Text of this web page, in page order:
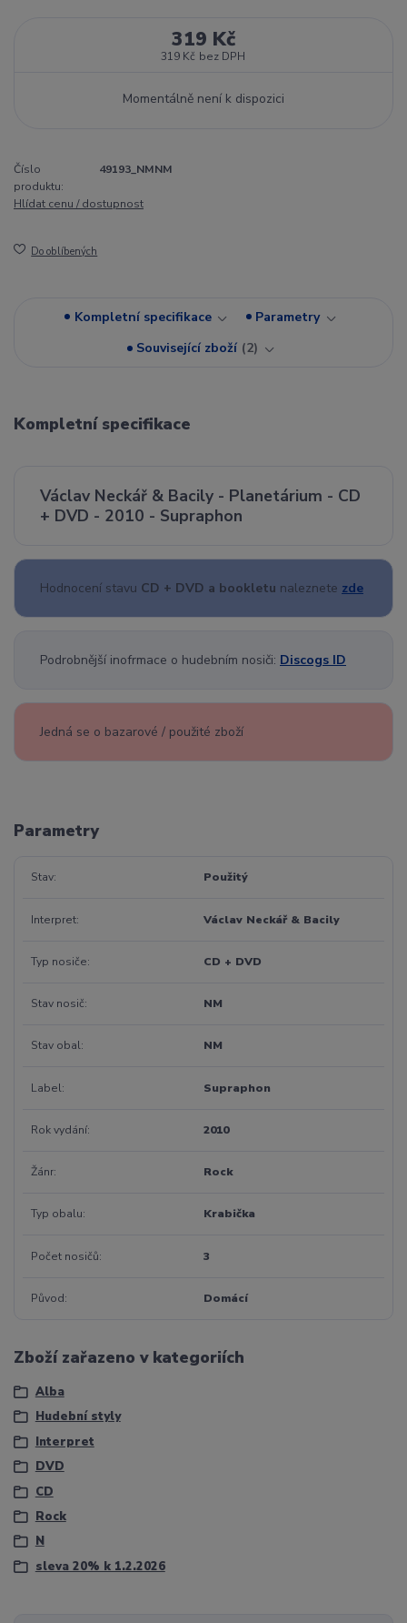
319 Kč
319 Kč bez DPH
Momentálně není k dispozici
Číslo
produktu:
49193_NMNM
Hlídat cenu / dostupnost
Do oblíbených
Kompletní specifikace
Parametry
Související zboží 2
Kompletní specifikace
Václav Neckář & Bacily - Planetárium - CD
+ DVD - 2010 - Supraphon
Hodnocení stavu CD + DVD a bookletu naleznete zde
Podrobnější inofrmace o hudebním nosiči: Discogs ID
Jedná se o bazarové / použité zboží
Parametry
Stav Použitý
Interpret Václav Neckář & Bacily
Typ nosiče CD + DVD
Stav nosič NM
Stav obal NM
Label Supraphon
Rok vydání 2010
Žánr Rock
Typ obalu Krabička
Počet nosičů 3
Původ Domácí
Zboží zařazeno v kategoriích
Alba
Hudební styly
Interpret
DVD
CD
Rock
N
sleva 20% k 1.2.2026